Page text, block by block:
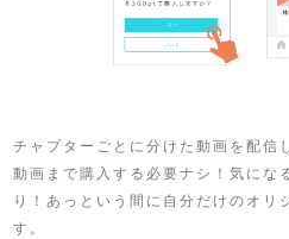
チャプターごとに分けた動画を配信
動画まで購入する必要ナシ！気にな
り！あっという間に自分だけのオリ
す。